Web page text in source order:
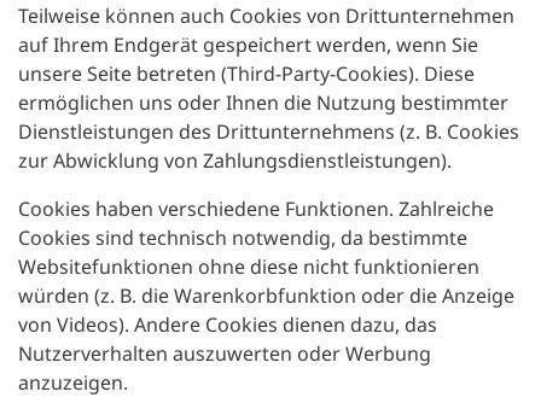
Teilweise können auch Cookies von Drittunternehmen
auf Ihrem Endgerät gespeichert werden, wenn Sie
unsere Seite betreten (Third-Party-Cookies). Diese
ermöglichen uns oder Ihnen die Nutzung bestimmter
Dienstleistungen des Drittunternehmens (z. B. Cookies
zur Abwicklung von Zahlungsdienstleistungen).
Cookies haben verschiedene Funktionen. Zahlreiche
Cookies sind technisch notwendig, da bestimmte
Websitefunktionen ohne diese nicht funktionieren
würden (z. B. die Warenkorbfunktion oder die Anzeige
von Videos). Andere Cookies dienen dazu, das
Nutzerverhalten auszuwerten oder Werbung
anzuzeigen.